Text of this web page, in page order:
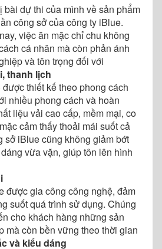
bài dự thi của mình về sản phẩm
công sở của công ty iBlue.
việc ăn mặc chỉ chu không
cá nhân mà còn phản ánh
và tôn trọng đối với
thanh lịch
thiết kế theo phong cách
nhiều phong cách và hoàn
liệu vải cao cấp, mềm mại, co
cảm thấy thoải mái suốt cả
sở iBlue cũng không giảm bớt
vừa vặn, giúp tôn lên hình
được gia công công nghệ, đảm
suốt quá trình sử dụng. Chúng
cho khách hàng những sản
mà còn bền vững theo thời gian
và kiểu dáng